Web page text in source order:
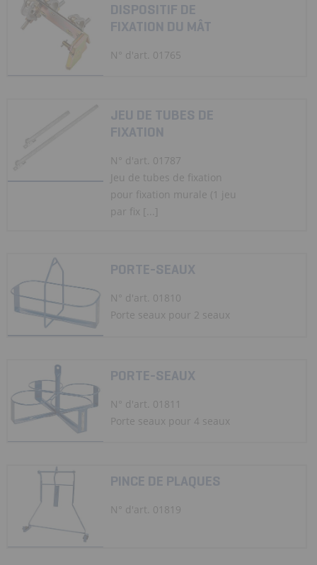
DISPOSITIF DE
FIXATION DU MÂT
N° d'art. 01765
JEU DE TUBES DE
FIXATION
N° d'art. 01787
Jeu de tubes de fixation
pour fixation murale (1 jeu
par fix [...]
PORTE-SEAUX
N° d'art. 01810
Porte seaux pour 2 seaux
PORTE-SEAUX
N° d'art. 01811
Porte seaux pour 4 seaux
PINCE DE PLAQUES
N° d'art. 01819